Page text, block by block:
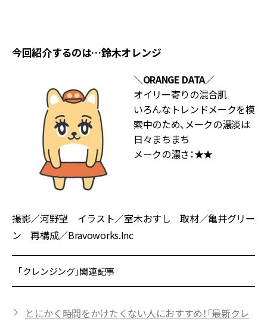
今回紹介するのは…鈴木オレンジ
＼ORANGE DATA／
オイリー寄りの混合肌
いろんなトレンドメークを模
索中のため、メークの濃淡は
日々まちまち
メークの濃さ：★★
撮影／河野望 イラスト／室木おすし 取材／亀井グリー
ン 再構成／Bravoworks.Inc
「クレンジング」関連記事
とにかく時間をかけたくない人におすすめ！「最新クレ